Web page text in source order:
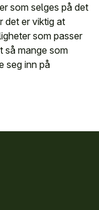
som selges på det
det er viktig at
som passer
så mange som
seg inn på